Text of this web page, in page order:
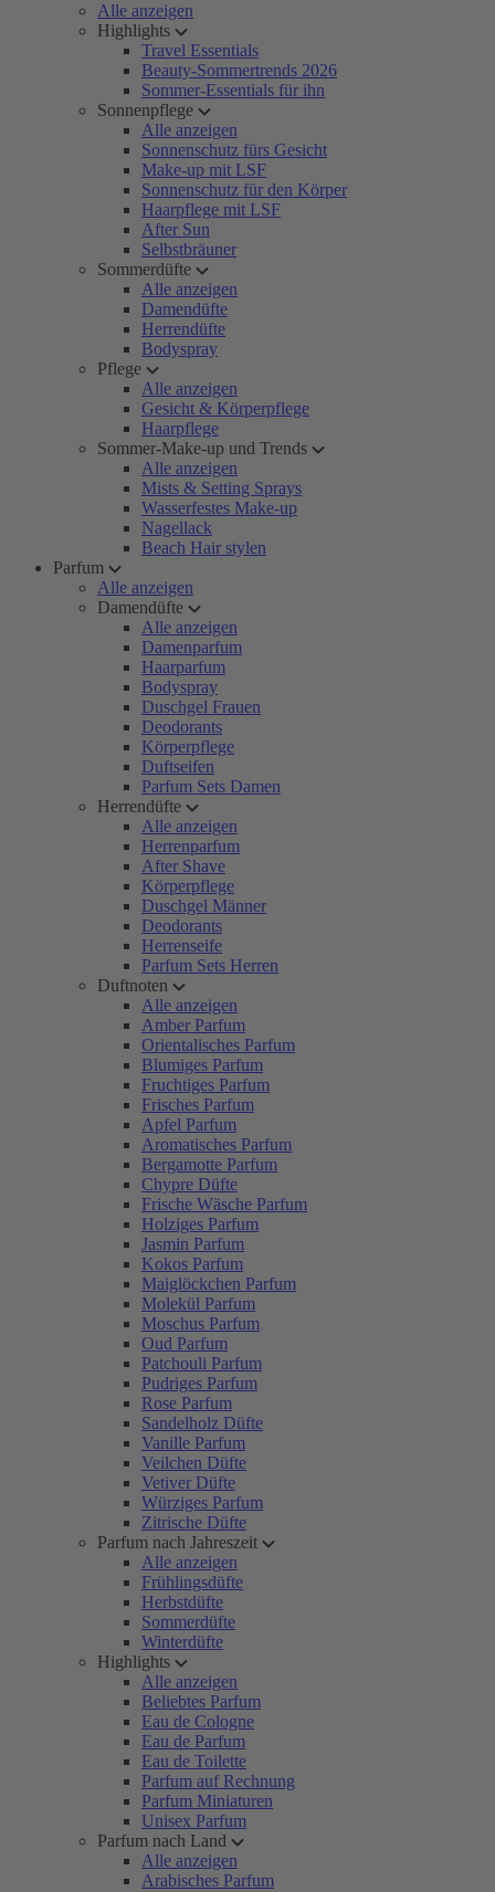
Alle anzeigen
Highlights
Travel Essentials
Beauty-Sommertrends 2026
Sommer-Essentials für ihn
Sonnenpflege
Alle anzeigen
Sonnenschutz fürs Gesicht
Make-up mit LSF
Sonnenschutz für den Körper
Haarpflege mit LSF
After Sun
Selbstbräuner
Sommerdüfte
Alle anzeigen
Damendüfte
Herrendüfte
Bodyspray
Pflege
Alle anzeigen
Gesicht & Körperpflege
Haarpflege
Sommer-Make-up und Trends
Alle anzeigen
Mists & Setting Sprays
Wasserfestes Make-up
Nagellack
Beach Hair stylen
Parfum
Alle anzeigen
Damendüfte
Alle anzeigen
Damenparfum
Haarparfum
Bodyspray
Duschgel Frauen
Deodorants
Körperpflege
Duftseifen
Parfum Sets Damen
Herrendüfte
Alle anzeigen
Herrenparfum
After Shave
Körperpflege
Duschgel Männer
Deodorants
Herrenseife
Parfum Sets Herren
Duftnoten
Alle anzeigen
Amber Parfum
Orientalisches Parfum
Blumiges Parfum
Fruchtiges Parfum
Frisches Parfum
Apfel Parfum
Aromatisches Parfum
Bergamotte Parfum
Chypre Düfte
Frische Wäsche Parfum
Holziges Parfum
Jasmin Parfum
Kokos Parfum
Maiglöckchen Parfum
Molekül Parfum
Moschus Parfum
Oud Parfum
Patchouli Parfum
Pudriges Parfum
Rose Parfum
Sandelholz Düfte
Vanille Parfum
Veilchen Düfte
Vetiver Düfte
Würziges Parfum
Zitrische Düfte
Parfum nach Jahreszeit
Alle anzeigen
Frühlingsdüfte
Herbstdüfte
Sommerdüfte
Winterdüfte
Highlights
Alle anzeigen
Beliebtes Parfum
Eau de Cologne
Eau de Parfum
Eau de Toilette
Parfum auf Rechnung
Parfum Miniaturen
Unisex Parfum
Parfum nach Land
Alle anzeigen
Arabisches Parfum